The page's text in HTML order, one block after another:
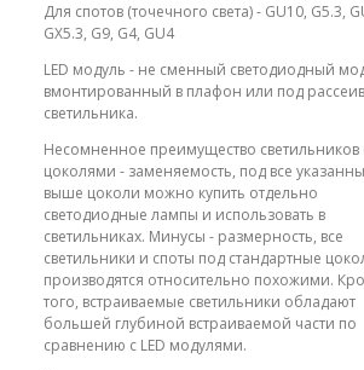
Для спотов (точечного света) - GU10, G5.3,
GX5.3, G9, G4, GU4
LED модуль - не сменный светодиодный
вмонтированный в плафон или под
светильника.
Несомненное преимущество светильников
цоколями - заменяемость, под все
выше цоколи можно купить отдельно
светодиодные лампы и использовать в
светильниках. Минусы - размерность, все
светильники и споты под стандартные
производятся относительно похожими.
того, встраиваемые светильники обладают
большей глубиной встраиваемой части по
сравнению с LED модулями.